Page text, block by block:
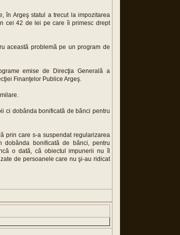
în Argeş statul a trecut la impozitarea
cei 42 de lei pe care îi primesc drept
această problemă pe un program de
emise de Direcţia Generală a
Finanţelor Publice Argeş.
ci dobânda bonificată de bănci pentru
prin care s-a suspendat regularizarea
dobânda bonificată de bănci, pentru
o dată, că obiectul impunerii nu îl
de persoanele care nu şi-au ridicat